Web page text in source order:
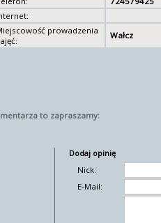
prowadzenia
Wałcz
to zapraszamy:
Dodaj opinię
Nick:
E-Mail: